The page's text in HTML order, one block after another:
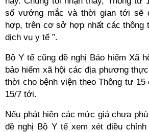
số vướng mắc và thời gian tới sẽ
hợp, trên cơ sở hợp nhất các thông
dịch vụ y tế ”.
Bộ Y tế cũng đề nghị Bảo hiểm Xã
bảo hiểm xã hội các địa phương
thời cho bệnh viện theo Thông tư
15/7 tới.
Nếu phát hiện các mức giá chưa
đề nghị Bộ Y tế xem xét điều